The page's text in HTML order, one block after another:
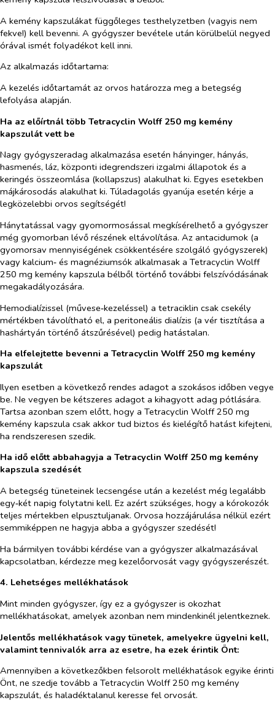
A kemény kapszulákat függőleges testhelyzetben (vagyis nem
fekve!) kell bevenni. A gyógyszer bevétele után körülbelül negyed
órával ismét folyadékot kell inni.
Az alkalmazás időtartama:
A kezelés időtartamát az orvos határozza meg a betegség
lefolyása alapján.
Ha az előírtnál több Tetracyclin Wolff 250 mg kemény
kapszulát vett be
Nagy gyógyszeradag alkalmazása esetén hányinger, hányás,
hasmenés, láz, központi idegrendszeri izgalmi állapotok és a
keringés összeomlása (kollapszus) alakulhat ki. Egyes esetekben
májkárosodás alakulhat ki. Túladagolás gyanúja esetén kérje a
legközelebbi orvos segítségét!
Hánytatással vagy gyomormosással megkísérelhető a gyógyszer
még gyomorban lévő részének eltávolítása. Az antacidumok (a
gyomorsav mennyiségének csökkentésére szolgáló gyógyszerek)
vagy kalcium‑ és magnéziumsók alkalmasak a Tetracyclin Wolff
250 mg kemény kapszula bélből történő további felszívódásának
megakadályozására.
Hemodialízissel (művese‑kezeléssel) a tetraciklin csak csekély
mértékben távolítható el, a peritoneális dialízis (a vér tisztítása a
hashártyán történő átszűrésével) pedig hatástalan.
Ha elfelejtette bevenni a Tetracyclin Wolff 250 mg kemény
kapszulát
Ilyen esetben a következő rendes adagot a szokásos időben vegye
be. Ne vegyen be kétszeres adagot a kihagyott adag pótlására.
Tartsa azonban szem előtt, hogy a Tetracyclin Wolff 250 mg
kemény kapszula csak akkor tud biztos és kielégítő hatást kifejteni,
ha rendszeresen szedik.
Ha idő előtt abbahagyja a Tetracyclin Wolff 250 mg kemény
kapszula szedését
A betegség tüneteinek lecsengése után a kezelést még legalább
egy‑két napig folytatni kell. Ez azért szükséges, hogy a kórokozók
teljes mértekben elpusztuljanak. Orvosa hozzájárulása nélkül ezért
semmiképpen ne hagyja abba a gyógyszer szedését!
Ha bármilyen további kérdése van a gyógyszer alkalmazásával
kapcsolatban, kérdezze meg kezelőorvosát vagy gyógyszerészét.
4. Lehetséges mellékhatások
Mint minden gyógyszer, így ez a gyógyszer is okozhat
mellékhatásokat, amelyek azonban nem mindenkinél jelentkeznek.
Jelentős mellékhatások vagy tünetek, amelyekre ügyelni kell,
valamint tennivalók arra az esetre, ha ezek érintik Önt:
Amennyiben a következőkben felsorolt mellékhatások egyike érinti
Önt, ne szedje tovább a Tetracyclin Wolff 250 mg kemény
kapszulát, és haladéktalanul keresse fel orvosát.